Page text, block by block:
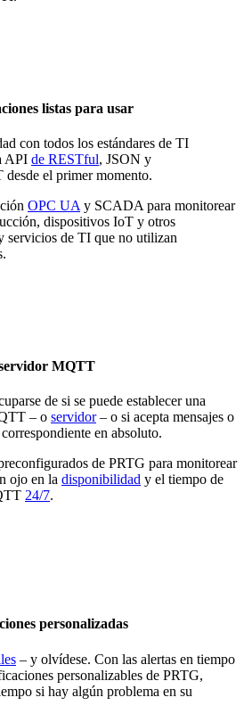
listas para usar
con todos los estándares de TI
API de RESTful, JSON y
el primer momento.
OPC UA y SCADA para monitorear
dispositivos IoT y otros
servicios de TI que no utilizan
MQTT
de si se puede establecer una
– o servidor– o si acepta mensajes o
en absoluto.
de PRTG para monitorear
ojo en la disponibilidad y el tiempo de
24/7.
personalizadas
– y olvídese. Con las alertas en tiempo
personalizables de PRTG,
si hay algún problema en su